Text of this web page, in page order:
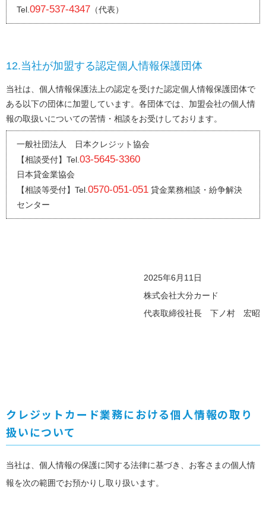
097-537-4347（代表）
12.当社が加盟する認定個人情報保護団体
当社は、個人情報保護法上の認定を受けた認定個人情報保護団体で
ある以下の団体に加盟しています。各団体では、加盟会社の個人情
報の取扱いについての苦情・相談をお受けしております。
一般社団法人 日本クレジット協会
【相談受付】
03-5645-3360
日本貸金業協会
【相談等受付】
0570-051-051貸金業務相談・紛争解決
センター
2025年6月11日
株式会社大分カード
代表取締役社長 下ノ村 宏昭
クレジットカード業務における個人情報の取り
扱いについて
当社は、個人情報の保護に関する法律に基づき、お客さまの個人情
報を次の範囲でお預かりし取り扱います。